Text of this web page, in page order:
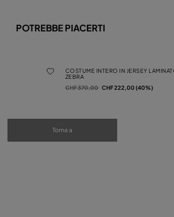
POTREBBE PIACERTI
COSTUME INTERO IN JERSEY
ZEBRA
Prezzo ridotto da
CHF 370,00a CHF 222,00 (40%)
Torna a